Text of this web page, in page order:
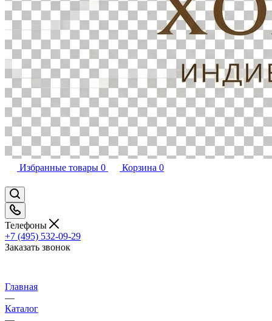
Избранные товары 0 Корзина 0
Телефоны
+7 (495) 532-09-29
Заказать звонок
Главная
—
Каталог